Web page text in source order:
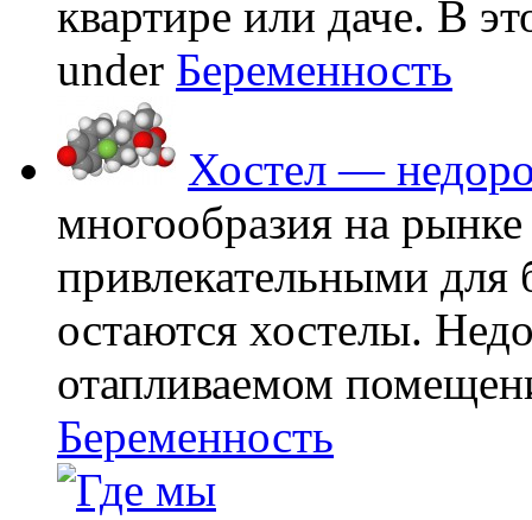
квартире или даче. В
under Беременность
Хостел —
многообразия на
привлекательными
остаются хостелы.
отапливаемом
Беременность